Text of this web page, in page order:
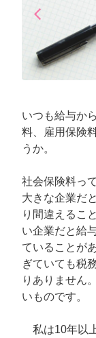
arrow_back_iosPrevious
いつも給与か
料、雇用保険
うか。
社会保険料っ
大きな企業だ
り間違えるこ
い企業だと給
ていることが
ぎていても税
りありません
いものです。
私は10年以